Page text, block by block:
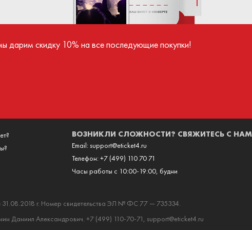
поступают продавцу только после успешного
дарим скидку 10% на все последующие покупки!
ВОЗНИКЛИ СЛОЖНОСТИ? СВЯЖИТЕСЬ С
Email:support@eticket4.ru
Телефон:+7 (499) 110 70 71
Часы работы с 10:00-19:00, будни
31.08.2018 г. Номер свидетельства ЭЛ № ФС 77 — 735334.
Даниил Александрович. +7 (499) 110-70-71, support@eticket4.ru